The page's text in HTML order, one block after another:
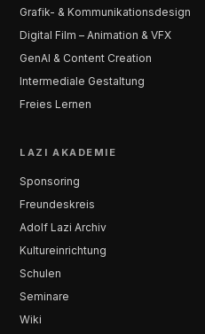
Grafik- & Kommunikationsdesign
Digital Film – Animation & VFX
GenAI & Content Creation
Intermediale Gestaltung
Freies Lernen
LAZI AKADEMIE
Sponsoring
Freundeskreis
Adolf Lazi Archiv
Kultureinrichtung
Schulen
Seminare
Wiki